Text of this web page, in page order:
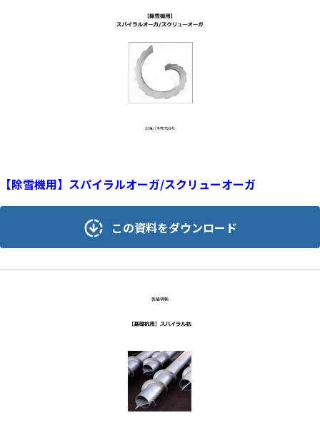
【除雪機用】スパイラルオーガ/スクリューオーガ
この資料をダウンロード